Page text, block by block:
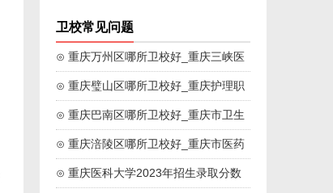
卫校常见问题
⊙ 重庆万州区哪所卫校好_重庆三峡医
药高等专科院校
⊙ 重庆璧山区哪所卫校好_重庆护理职
业学院
⊙ 重庆巴南区哪所卫校好_重庆市卫生
技工学校
⊙ 重庆涪陵区哪所卫校好_重庆市医药
卫生学校
⊙ 重庆医科大学2023年招生录取分数